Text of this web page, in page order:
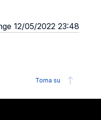
12/05/2022 23:48
Torna su